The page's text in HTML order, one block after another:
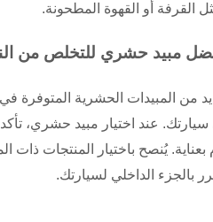
القرفة أو القهوة المطحونة.
مبيد حشري للتخلص من
من المبيدات الحشرية
سيارتك. عند اختيار مبيد حشري،
بعناية. يُنصح باختيار المنتجات ذات
بالجزء الداخلي لسيارتك.